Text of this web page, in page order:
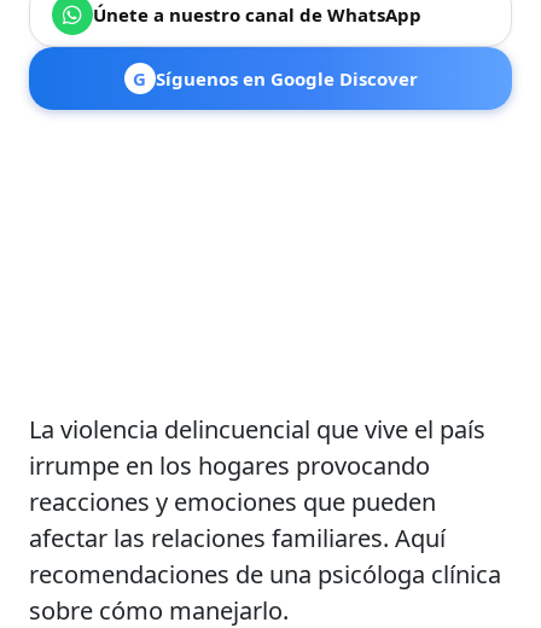
Únete a nuestro canal de WhatsApp
G Síguenos en Google Discover
La violencia delincuencial que vive el país
irrumpe en los hogares provocando
reacciones y emociones que pueden
afectar las relaciones familiares. Aquí
recomendaciones de una psicóloga clínica
sobre cómo manejarlo.